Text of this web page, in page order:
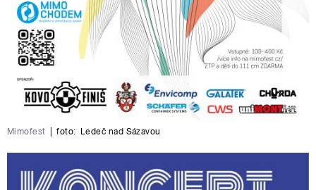
Mimofest foto: Ledeč nad Sázavou